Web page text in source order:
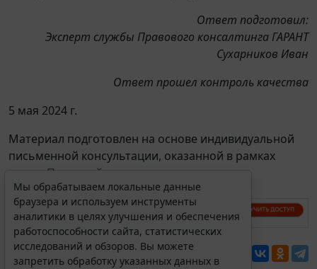
Ответ подготовил:
Эксперт службы Правового консалтинга ГАРАНТ
Сухарников Иван
Ответ прошел контроль качества
5 мая 2024 г.
Материал подготовлен на основе индивидуальной
письменной консультации, оказанной в рамках
Правовой консалтинг
Перепечатка
Мы обрабатываем локальные данные
браузера и используем инструменты
аналитики в целях улучшения и обеспечения
работоспособности сайта, статистических
исследований и обзоров. Вы можете
запретить обработку указанных данных в